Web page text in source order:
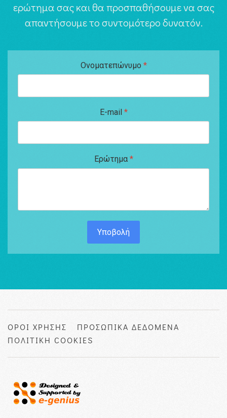
ερώτημα σας και θα προσπαθήσουμε να σας
απαντήσουμε το συντομότερο δυνατόν.
Ονοματεπώνυμο *
E-mail *
Ερώτημα *
Υποβολή
ΟΡΟΙ ΧΡΗΣΗΣ
ΠΡΟΣΩΠΙΚΑ ΔΕΔΟΜΕΝΑ
ΠΟΛΙΤΙΚΗ COOKIES